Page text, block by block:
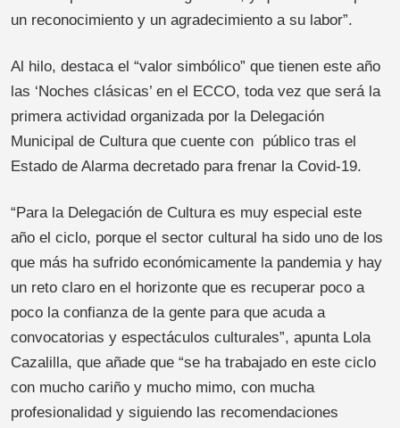
un reconocimiento y un agradecimiento a su labor”.
Al hilo, destaca el “valor simbólico” que tienen este año
las ‘Noches clásicas’ en el ECCO, toda vez que será la
primera actividad organizada por la Delegación
Municipal de Cultura que cuente con público tras el
Estado de Alarma decretado para frenar la Covid-19.
“Para la Delegación de Cultura es muy especial este
año el ciclo, porque el sector cultural ha sido uno de los
que más ha sufrido económicamente la pandemia y hay
un reto claro en el horizonte que es recuperar poco a
poco la confianza de la gente para que acuda a
convocatorias y espectáculos culturales”, apunta Lola
Cazalilla, que añade que “se ha trabajado en este ciclo
con mucho cariño y mucho mimo, con mucha
profesionalidad y siguiendo las recomendaciones